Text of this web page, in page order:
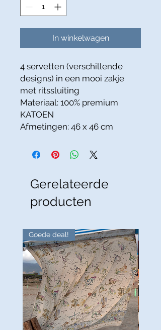
In winkelwagen
4 servetten (verschillende
designs) in een mooi zakje
met ritssluiting
Materiaal: 100% premium
KATOEN
Afmetingen: 46 x 46 cm
Gerelateerde
producten
Goede deal!